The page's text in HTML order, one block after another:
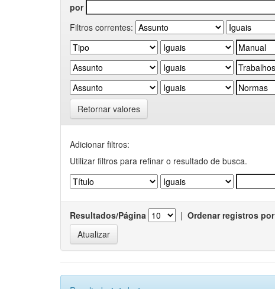
por
Filtros correntes:
Retornar valores
Adicionar filtros:
Utilizar filtros para refinar o resultado de busca.
Resultados/Página | Ordenar registros por